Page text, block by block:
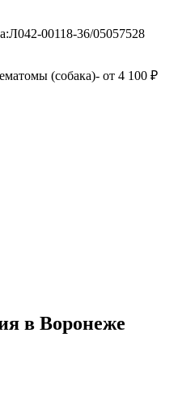
Л042-00118-36/05057528
(собака)- от 4 100 ₽
в Воронеже